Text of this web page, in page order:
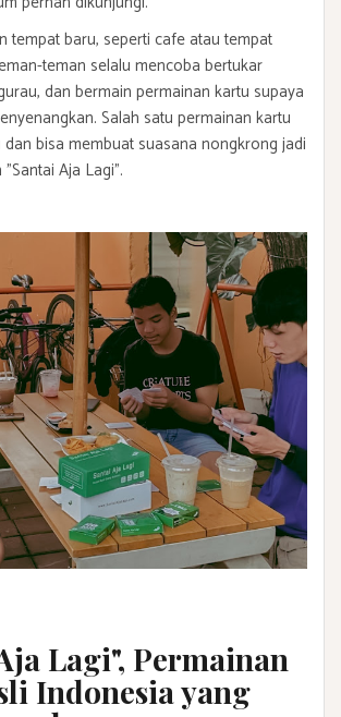
tempat baru, seperti cafe atau tempat
teman selalu mencoba bertukar
dan bermain permainan kartu supaya
Salah satu permainan kartu
bisa membuat suasana nongkrong jadi
Aja Lagi".
Lagi", Permainan
Indonesia yang